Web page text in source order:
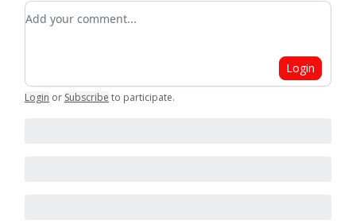
Add your comment
Login
Login or Subscribe to participate.